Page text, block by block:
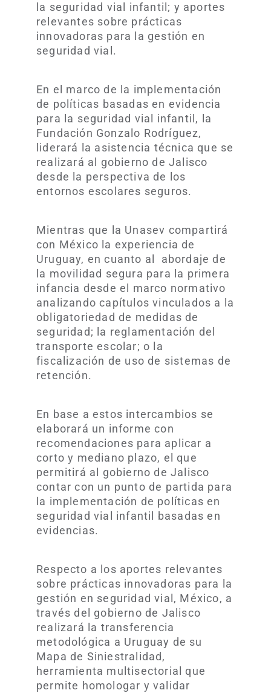
la seguridad vial infantil; y aportes
relevantes sobre prácticas
innovadoras para la gestión en
seguridad vial.
En el marco de la implementación
de políticas basadas en evidencia
para la seguridad vial infantil, la
Fundación Gonzalo Rodríguez,
liderará la asistencia técnica que se
realizará al gobierno de Jalisco
desde la perspectiva de los
entornos escolares seguros.
Mientras que la Unasev compartirá
con México la experiencia de
Uruguay, en cuanto al abordaje de
la movilidad segura para la primera
infancia desde el marco normativo
analizando capítulos vinculados a la
obligatoriedad de medidas de
seguridad; la reglamentación del
transporte escolar; o la
fiscalización de uso de sistemas de
retención.
En base a estos intercambios se
elaborará un informe con
recomendaciones para aplicar a
corto y mediano plazo, el que
permitirá al gobierno de Jalisco
contar con un punto de partida para
la implementación de políticas en
seguridad vial infantil basadas en
evidencias.
Respecto a los aportes relevantes
sobre prácticas innovadoras para la
gestión en seguridad vial, México, a
través del gobierno de Jalisco
realizará la transferencia
metodológica a Uruguay de su
Mapa de Siniestralidad,
herramienta multisectorial que
permite homologar y validar